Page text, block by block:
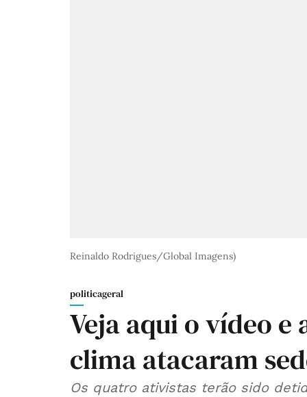
Reinaldo Rodrigues/Global Imagens)
politicageral
Veja aqui o vídeo e
clima atacaram
Os quatro ativistas terão sido